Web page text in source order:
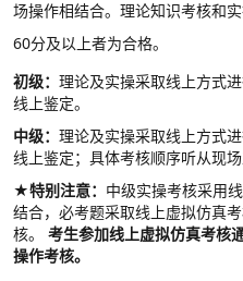
场操作相结合。理论知识考核和
60分及以上者为合格。
初级： 理论及实操采取线上方式
线上鉴定。
中级： 理论及实操采取线上方式
线上鉴定；具体考核顺序听从现场
★特别注意： 中级实操考核采用
结合，必考题采取线上虚拟仿真
核。 考生参加线上虚拟仿真考核
操作考核。